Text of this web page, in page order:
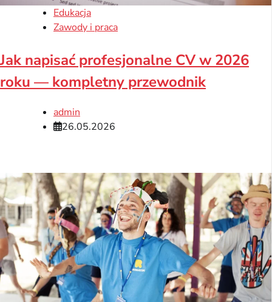
Edukacja
Zawody i praca
Jak napisać profesjonalne CV w 2026
roku — kompletny przewodnik
admin
26.05.2026